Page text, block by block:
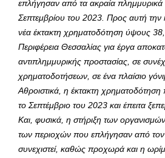
επλήγησαν από τα ακραία πλημμυρικά
Σεπτεμβρίου του 2023. Προς αυτή την
νέα έκτακτη χρηματοδότηση ύψους
Περιφέρεια Θεσσαλίας για έργα
αντιπλημμυρικής προστασίας, σε
χρηματοδοτήσεων, σε ένα πλαίσιο
Αθροιστικά, η έκτακτη
το Σεπτέμβριο του 2023 και έπειτα
Και, φυσικά, η στήριξη των
των περιοχών που επλήγησαν από τον
συνεχιστεί, καθώς προχωρά και η